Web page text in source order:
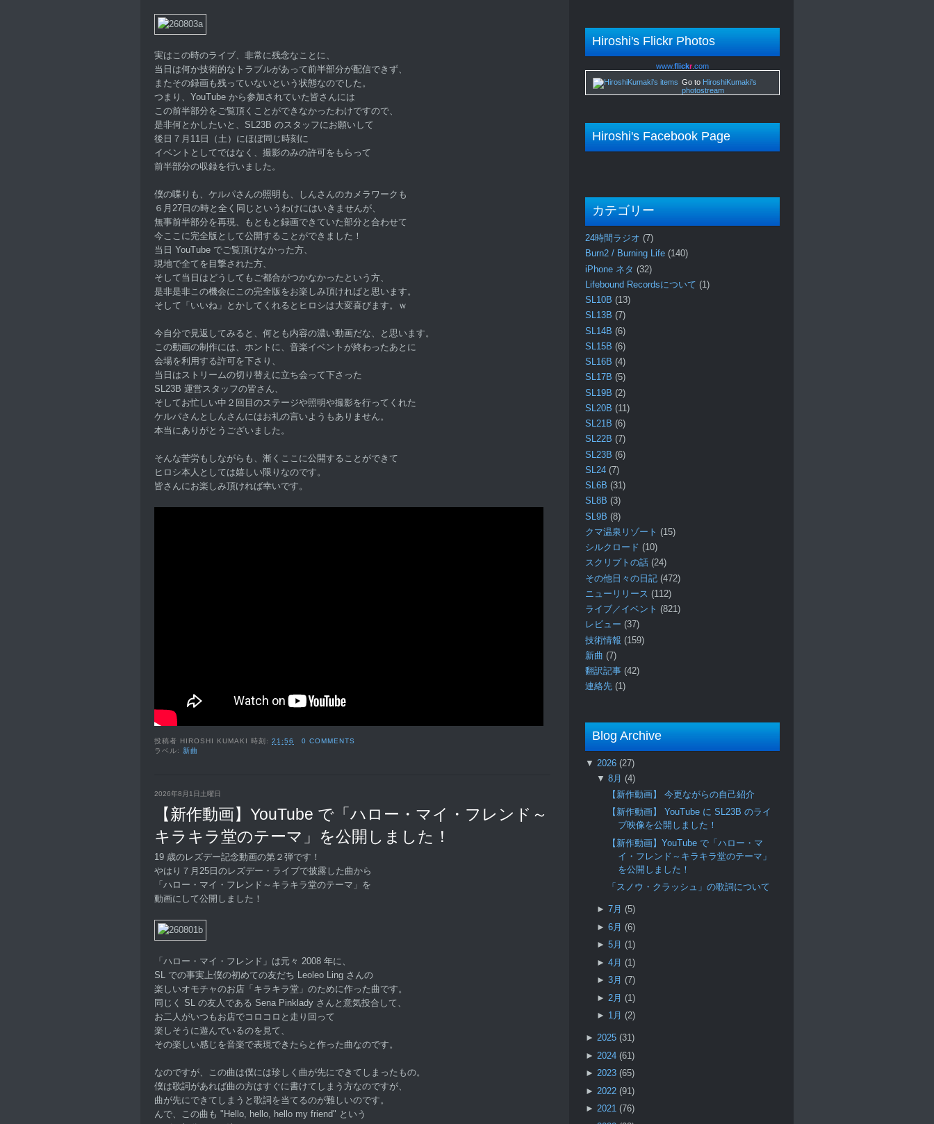
実はこの時のライブ、非常に残念なことに、
当日は何か技術的なトラブルがあって前半部分が配信できず、
またその録画も残っていないという状態なのでした。
つまり、YouTube から参加されていた皆さんには
この前半部分をご覧頂くことができなかったわけですので、
是非何とかしたいと、SL23B のスタッフにお願いして
後日７月11日（土）にほぼ同じ時刻に
イベントとしてではなく、撮影のみの許可をもらって
前半部分の収録を行いました。
僕の喋りも、ケルパさんの照明も、しんさんのカメラワークも
６月27日の時と全く同じというわけにはいきませんが、
無事前半部分を再現、もともと録画できていた部分と合わせて
今ここに完全版として公開することができました！
当日 YouTube でご覧頂けなかった方、
現地で全てを目撃された方、
そして当日はどうしてもご都合がつかなかったという方、
是非是非この機会にこの完全版をお楽しみ頂ければと思います。
そして「いいね」とかしてくれるとヒロシは大変喜びます。ｗ
今自分で見返してみると、何とも内容の濃い動画だな、と思います。
この動画の制作には、ホントに、音楽イベントが終わったあとに
会場を利用する許可を下さり、
当日はストリームの切り替えに立ち会って下さった
SL23B 運営スタッフの皆さん、
そしてお忙しい中２回目のステージや照明や撮影を行ってくれた
ケルパさんとしんさんにはお礼の言いようもありません。
本当にありがとうございました。
そんな苦労もしながらも、漸くここに公開することができて
ヒロシ本人としては嬉しい限りなのです。
皆さんにお楽しみ頂ければ幸いです。
投稿者 HIROSHI KUMAKI 時刻:21:56
0 COMMENTS
ラベル:新曲
2026年8月1日土曜日
【新作動画】YouTube で「ハロー・マイ・フレンド～
キラキラ堂のテーマ」を公開しました！
19 歳のレズデー記念動画の第２弾です！
やはり７月25日のレズデー・ライブで披露した曲から
「ハロー・マイ・フレンド～キラキラ堂のテーマ」を
動画にして公開しました！
「ハロー・マイ・フレンド」は元々 2008 年に、
SL での事実上僕の初めての友だち Leoleo Ling さんの
楽しいオモチャのお店「キラキラ堂」のために作った曲です。
同じく SL の友人である Sena Pinklady さんと意気投合して、
お二人がいつもお店でコロコロと走り回って
楽しそうに遊んでいるのを見て、
その楽しい感じを音楽で表現できたらと作った曲なのです。
なのですが、この曲は僕には珍しく曲が先にできてしまったもの。
僕は歌詞があれば曲の方はすぐに書けてしまう方なのですが、
曲が先にできてしまうと歌詞を当てるのが難しいのです。
んで、この曲も "Hello, hello, hello my friend" という
Hiroshi's Flickr Photos
www.flickr .com
Go to HiroshiKumaki's
photostream
Hiroshi's Facebook Page
カテゴリー
24時間ラジオ (7)
Burn2 / Burning Life (140)
iPhone ネタ (32)
Lifebound Recordsについて (1)
SL10B (13)
SL13B (7)
SL14B (6)
SL15B (6)
SL16B (4)
SL17B (5)
SL19B (2)
SL20B (11)
SL21B (6)
SL22B (7)
SL23B (6)
SL24 (7)
SL6B (31)
SL8B (3)
SL9B (8)
クマ温泉リゾート (15)
シルクロード (10)
スクリプトの話 (24)
その他日々の日記 (472)
ニューリリース (112)
ライブ／イベント (821)
レビュー (37)
技術情報 (159)
新曲 (7)
翻訳記事 (42)
連絡先 (1)
Blog Archive
▼ 2026 (27)
▼ 8月 (4)
【新作動画】 今更ながらの自己紹介
【新作動画】 YouTube に SL23B のライ
ブ映像を公開しました！
【新作動画】YouTube で「ハロー・マ
イ・フレンド～キラキラ堂のテーマ」
を公開しました！
「スノウ・クラッシュ」の歌詞について
► 7月 (5)
► 6月 (6)
► 5月 (1)
► 4月 (1)
► 3月 (7)
► 2月 (1)
► 1月 (2)
► 2025 (31)
► 2024 (61)
► 2023 (65)
► 2022 (91)
► 2021 (76)